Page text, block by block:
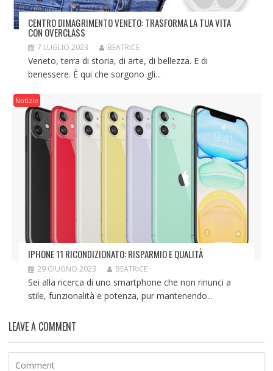
CENTRO DIMAGRIMENTO VENETO: TRASFORMA LA TUA VITA
CON OVERCLASS
7 LUGLIO 2023 BEATRICE
Veneto, terra di storia, di arte, di bellezza. E di
benessere. È qui che sorgono gli...
Notizie
IPHONE 11 RICONDIZIONATO: RISPARMIO E QUALITÀ
29 GIUGNO 2023 BEATRICE
Sei alla ricerca di uno smartphone che non rinunci a
stile, funzionalità e potenza, pur mantenendo...
LEAVE A COMMENT